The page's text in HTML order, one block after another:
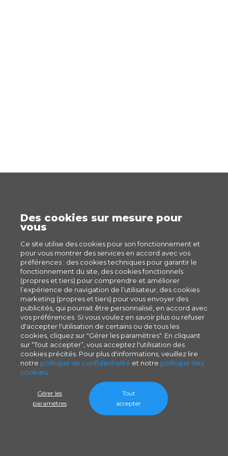
Des cookies sur mesure pour
vous
Ce site utilise des cookies pour son fonctionnement et
pour vous montrer des services en accord avec vos
préférences : des cookies techniques pour garantir le
fonctionnement du site, des cookies fonctionnels
(propres et tiers) pour comprendre et améliorer
l’expérience de navigation de l’utilisateur, des cookies
marketing (propres et tiers) pour vous envoyer des
publicités, qui pourrait être personnalisé, en accord avec
vos préférences. Si vous voulez en savoir plus ou refuser
d'accepter l'utilisation de certains ou de tous les
cookies, cliquez sur "Gérer les paramètres". En cliquant
sur “Tout accepter”, vous acceptez l'utilisation des
cookies précités. Pour plus d'informations, veuillez lire
notre politique de confidentialité et notre politique des
cookies
Gérer les
paramètres
Tout
accepter